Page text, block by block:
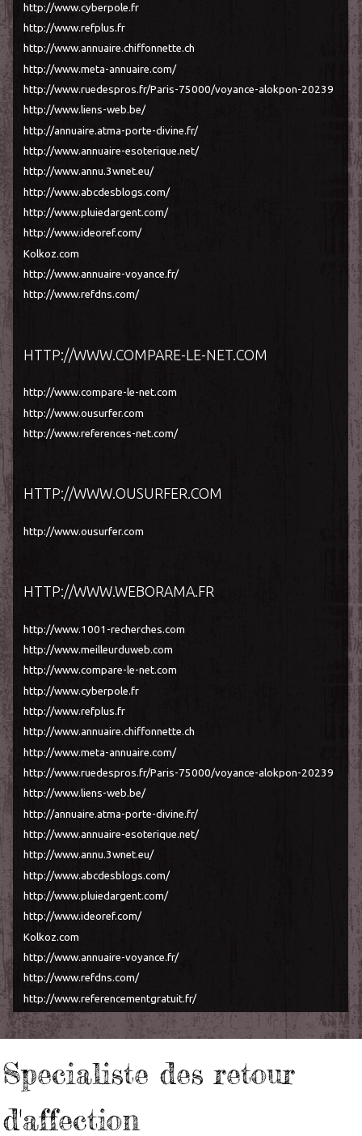
http://www.cyberpole.fr
http://www.refplus.fr
http://www.annuaire.chiffonnette.ch
http://www.meta-annuaire.com/
http://www.ruedespros.fr/Paris-75000/voyance-alokpon-20239
http://www.liens-web.be/
http://annuaire.atma-porte-divine.fr/
http://www.annuaire-esoterique.net/
http://www.annu.3wnet.eu/
http://www.abcdesblogs.com/
http://www.pluiedargent.com/
http://www.ideoref.com/
Kolkoz.com
http://www.annuaire-voyance.fr/
http://www.refdns.com/
HTTP://WWW.COMPARE-LE-NET.COM
http://www.compare-le-net.com
http://www.ousurfer.com
http://www.references-net.com/
HTTP://WWW.OUSURFER.COM
http://www.ousurfer.com
HTTP://WWW.WEBORAMA.FR
http://www.1001-recherches.com
http://www.meilleurduweb.com
http://www.compare-le-net.com
http://www.cyberpole.fr
http://www.refplus.fr
http://www.annuaire.chiffonnette.ch
http://www.meta-annuaire.com/
http://www.ruedespros.fr/Paris-75000/voyance-alokpon-20239
http://www.liens-web.be/
http://annuaire.atma-porte-divine.fr/
http://www.annuaire-esoterique.net/
http://www.annu.3wnet.eu/
http://www.abcdesblogs.com/
http://www.pluiedargent.com/
http://www.ideoref.com/
Kolkoz.com
http://www.annuaire-voyance.fr/
http://www.refdns.com/
http://www.referencementgratuit.fr/
Specialiste des retour
d'affection